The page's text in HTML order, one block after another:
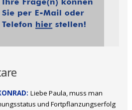
Liebe Paula, muss man
und Fortpflanzungserfolg